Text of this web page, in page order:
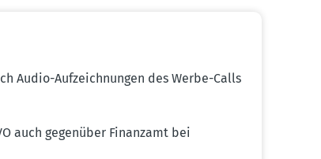
Audio-Aufzeich­nungen des Werbe-Calls
auch gegenüber Finanzamt bei